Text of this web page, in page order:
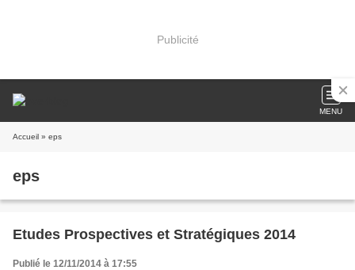
Publicité
MENU
Accueil » eps
eps
Etudes Prospectives et Stratégiques 2014
Publié le 12/11/2014 à 17:55